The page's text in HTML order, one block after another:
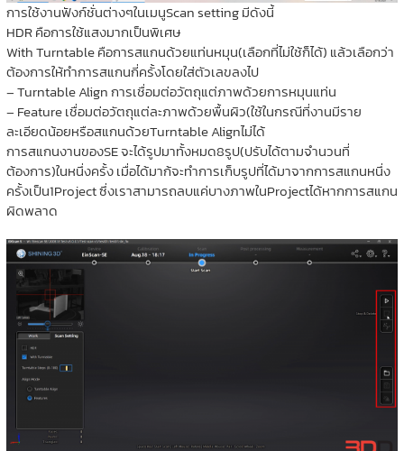
การใช้งานฟังก์ชั่นต่างๆในเมนูScan setting มีดังนี้
HDR คือการใช้แสงมากเป็นพิเศษ
With Turntable คือการสแกนด้วยแท่นหมุน(เลือกที่ไม่ใช้ก็ได้) แล้วเลือกว่า
ต้องการให้ทำการสแกนกี่ครั้งโดยใส่ตัวเลขลงไป
– Turntable Align การเชื่อมต่อวัตถุแต่ภาพด้วยการหมุนแท่น
– Feature เชื่อมต่อวัตถุแต่ละภาพด้วยพื้นผิว(ใช้ในกรณีที่งานมีราย
ละเอียดน้อยหรือสแกนด้วยTurntable Alignไม่ได้
การสแกนงานของSE จะได้รูปมาทั้งหมด8รูป(ปรับได้ตามจำนวนที่
ต้องการ)ในหนึ่งครั้ง เมื่อได้มาก้จะทำการเก็บรูปที่ได้มาจากการสแกนหนึ่ง
ครั้งเป็น1Project ซึ่งเราสามารถลบแค่บางภาพในProjectได้หากการสแกน
ผิดพลาด